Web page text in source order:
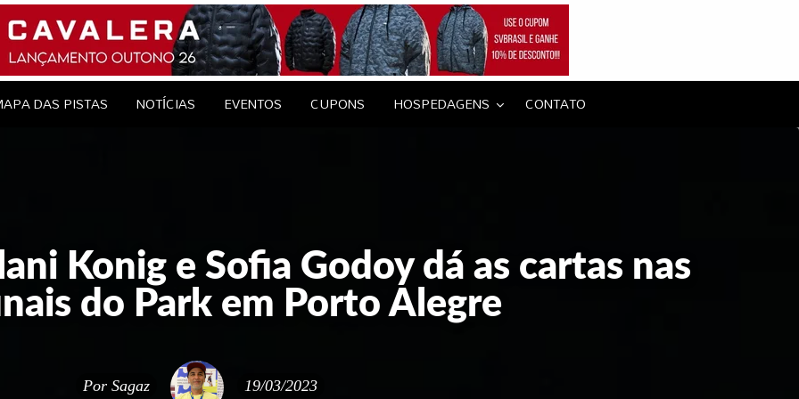
CONTATO
Brasil
DAS PISTAS NOTÍCIAS EVENTOS CUPONS HOSPEDAGENS CONTATO
Konig e Sofia Godoy dá as cartas nas
do Park em Porto Alegre
Por Sagaz 19/03/2023